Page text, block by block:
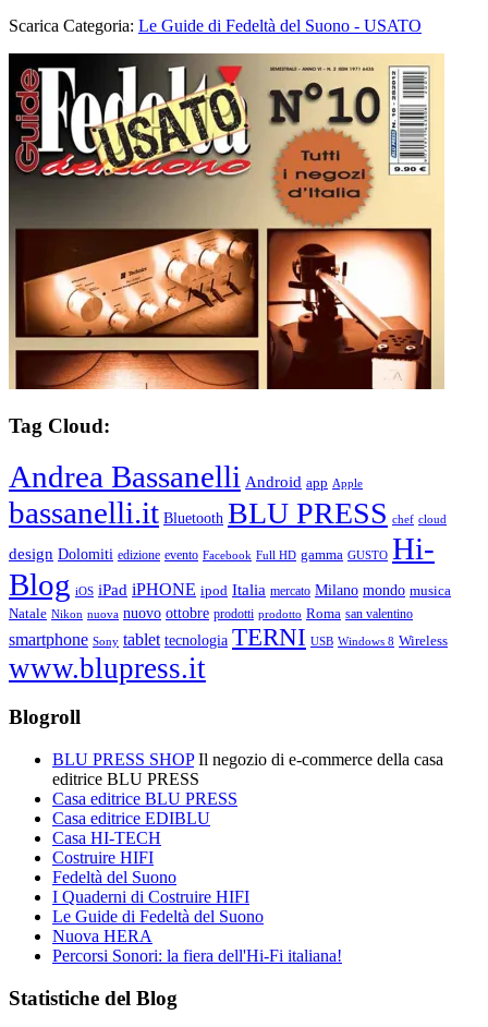
Scarica Categoria: Le Guide di Fedeltà del Suono - USATO
Tag Cloud:
Andrea Bassanelli Android app Apple
bassanelli.it Bluetooth BLU PRESS chef cloud
design Dolomiti edizione evento Facebook Full HD gamma GUSTO Hi-
Blog iOS iPad iPHONE ipod Italia mercato Milano mondo musica
Natale Nikon nuova nuovo ottobre prodotti prodotto Roma san valentino
smartphone Sony tablet tecnologia TERNI USB Windows 8 Wireless
www.blupress.it
Blogroll
BLU PRESS SHOPIl negozio di e-commerce della casa
editrice BLU PRESS
Casa editrice BLU PRESS
Casa editrice EDIBLU
Casa HI-TECH
Costruire HIFI
Fedeltà del Suono
I Quaderni di Costruire HIFI
Le Guide di Fedeltà del Suono
Nuova HERA
Percorsi Sonori: la fiera dell'Hi-Fi italiana!
Statistiche del Blog